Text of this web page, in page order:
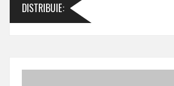
DISTRIBUIE: